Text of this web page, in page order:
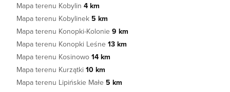
Mapa terenu Kobylin 4 km
Mapa terenu Kobylinek 5 km
Mapa terenu Konopki-Kolonie 9 km
Mapa terenu Konopki Leśne 13 km
Mapa terenu Kosinowo 14 km
Mapa terenu Kurzątki 10 km
Mapa terenu Lipińskie Małe 5 km